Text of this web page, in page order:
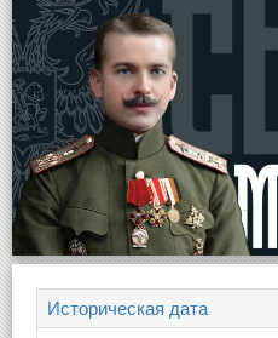
Историческая дата